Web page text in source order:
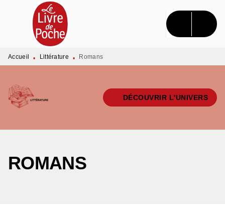
MENU RECHERCHE CONTENU
PIED DE PAGE
Accueil • Littérature • Romans
DÉCOUVRIR L'UNIVERS
ROMANS